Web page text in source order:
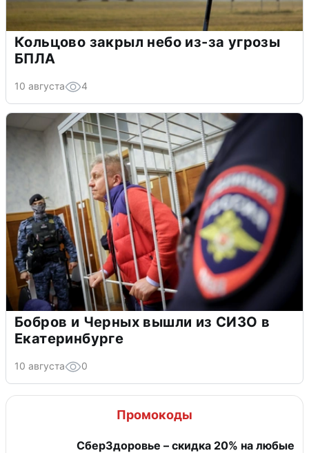
Кольцово закрыл небо из-за угрозы
БПЛА
10 августа 4
Бобров и Черных вышли из СИЗО в
Екатеринбурге
10 августа 0
Промокоды
СберЗдоровье – скидка 20% на любые